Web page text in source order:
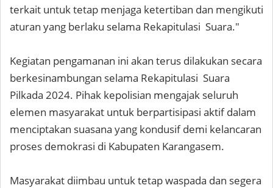
terkait untuk tetap menjaga ketertiban dan mengikuti
aturan yang berlaku selama Rekapitulasi Suara."
Kegiatan pengamanan ini akan terus dilakukan secara
berkesinambungan selama Rekapitulasi Suara
Pilkada 2024. Pihak kepolisian mengajak seluruh
elemen masyarakat untuk berpartisipasi aktif dalam
menciptakan suasana yang kondusif demi kelancaran
proses demokrasi di Kabupaten Karangasem.
Masyarakat diimbau untuk tetap waspada dan segera